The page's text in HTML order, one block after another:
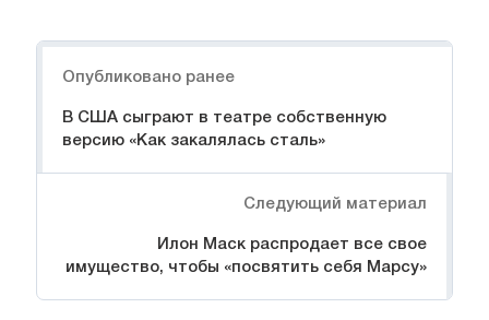
Опубликовано ранее
В США сыграют в театре собственную
версию «Как закалялась сталь»
Следующий материал
Илон Маск распродает все свое
имущество, чтобы «посвятить себя Марсу»